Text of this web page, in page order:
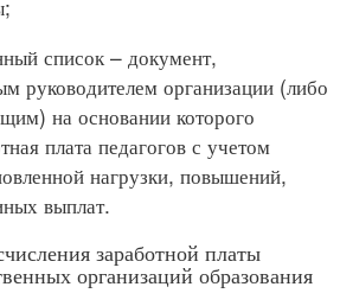
список – документ,
руководителем организации (либо
на основании которого
плата педагогов с учетом
нагрузки, повышений,
выплат.
заработной платы
организаций образования